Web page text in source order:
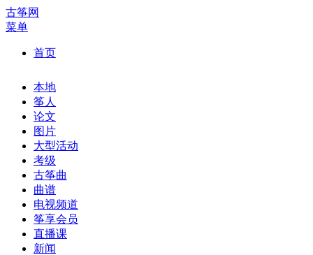
古筝网
菜单
首页
本地
筝人
论文
图片
大型活动
考级
古筝曲
曲谱
电视频道
筝享会员
直播课
新闻